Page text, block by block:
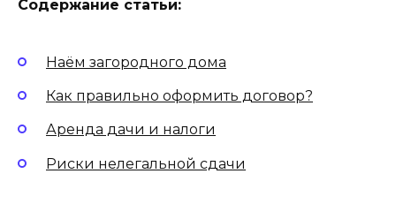
Содержание статьи:
Наём загородного дома
Как правильно оформить договор?
Аренда дачи и налоги
Риски нелегальной сдачи